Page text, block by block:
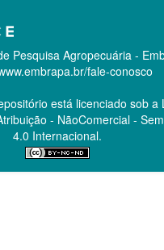
Pesquisa Agropecuária -
fale-conosco
está licenciado sob a
- NãoComercial -
4.0 Internacional.